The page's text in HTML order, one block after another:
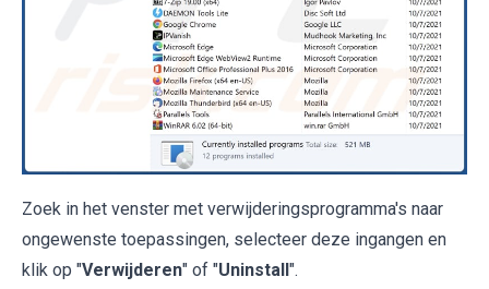
Zoek in het venster met verwijderingsprogramma's naar
ongewenste toepassingen, selecteer deze ingangen en
klik op "Verwijderen" of "Uninstall ".